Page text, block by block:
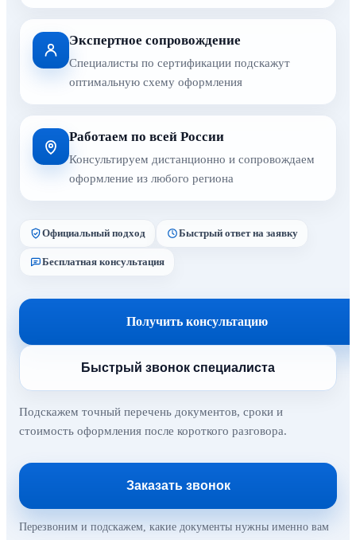
Экспертное сопровождение
Специалисты по сертификации подскажут
оптимальную схему оформления
Работаем по всей России
Консультируем дистанционно и сопровождаем
оформление из любого региона
Официальный подход Быстрый ответ на заявку
Бесплатная консультация
Получить консультацию
Быстрый звонок специалиста
Подскажем точный перечень документов, сроки и
стоимость оформления после короткого разговора.
Заказать звонок
Перезвоним и подскажем, какие документы нужны именно вам